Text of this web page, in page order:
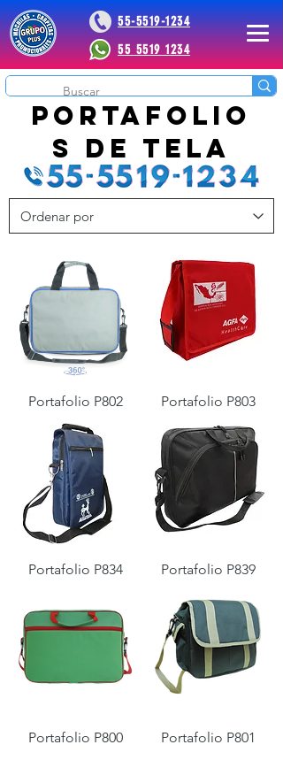
55-5519-1234
55 5519 1234
portafolio
s de tela
Portafolio P802 Portafolio P803
Portafolio P834 Portafolio P839
Portafolio P800 Portafolio P801